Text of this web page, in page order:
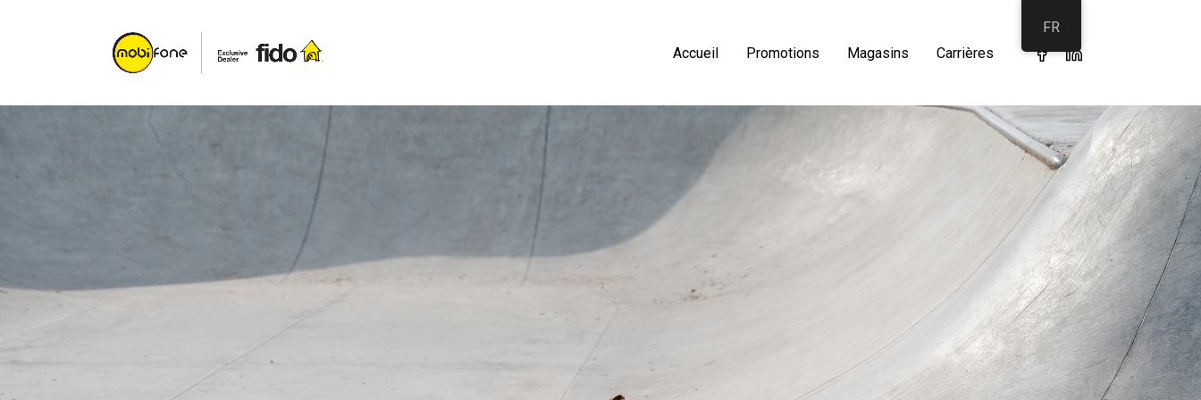
Accueil Promotions Magasins Carrières
FR